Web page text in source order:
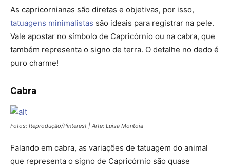
As capricornianas são diretas e objetivas, por isso,
tatuagens minimalistas são ideais para registrar na pele.
Vale apostar no símbolo de Capricórnio ou na cabra, que
também representa o signo de terra. O detalhe no dedo é
puro charme!
Cabra
Fotos: Reprodução/Pinterest | Arte: Luisa Montoia
Falando em cabra, as variações de tatuagem do animal
que representa o signo de Capricórnio são quase